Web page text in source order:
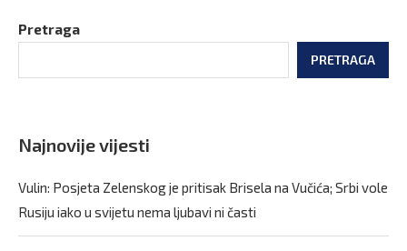
Pretraga
PRETRAGA
Najnovije vijesti
Vulin: Posjeta Zelenskog je pritisak Brisela na Vučića; Srbi vole
Rusiju iako u svijetu nema ljubavi ni časti